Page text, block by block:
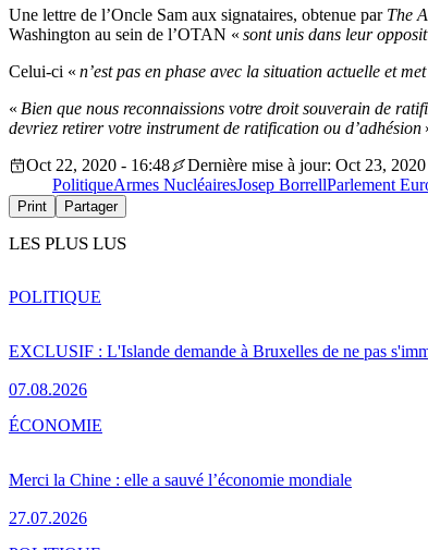
Une lettre de l’Oncle Sam aux signataires, obtenue par The
Washington au sein de l’OTAN « sont unis dans leur
Celui-ci « n’est pas en phase avec la situation actuelle et
« Bien que nous reconnaissions votre droit souverain de
devriez retirer votre instrument de ratification ou d’adhésion
Oct 22, 2020 - 16:48
Dernière mise à jour: Oct 23,
PolitiqueArmes NucléairesJosep BorrellParlement
Print Partager
LES PLUS LUS
EXCLUSIF : L'Islande demande à Bruxelles de ne pas
07.08.2026
POLITIQUE
Merci la Chine : elle a sauvé l’économie mondiale
27.07.2026
ÉCONOMIE